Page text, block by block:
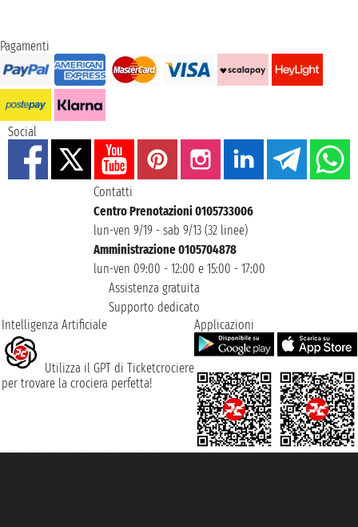
Pagamenti
Social
Contatti
Centro Prenotazioni 0105733006
lun-ven 9/19 - sab 9/13 (32 linee)
Amministrazione 0105704878
lun-ven 09:00 - 12:00 e 15:00 - 17:00
Assistenza gratuita
Supporto dedicato
Intelligenza Artificiale
Utilizza il GPT di Ticketcrociere
per trovare la crociera perfetta!
Applicazioni